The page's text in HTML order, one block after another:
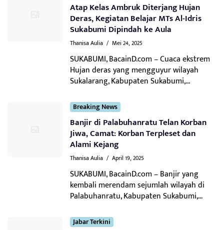
Atap Kelas Ambruk Diterjang Hujan
Deras, Kegiatan Belajar MTs Al-Idris
Sukabumi Dipindah ke Aula
Thanisa Aulia / Mei 24, 2025
SUKABUMI, BacainD.com – Cuaca ekstrem
Hujan deras yang mengguyur wilayah
Sukalarang, Kabupaten Sukabumi,...
Breaking News
Banjir di Palabuhanratu Telan Korban
Jiwa, Camat: Korban Terpleset dan
Alami Kejang
Thanisa Aulia / April 19, 2025
SUKABUMI, BacainD.com – Banjir yang
kembali merendam sejumlah wilayah di
Palabuhanratu, Kabupaten Sukabumi,...
Jabar Terkini